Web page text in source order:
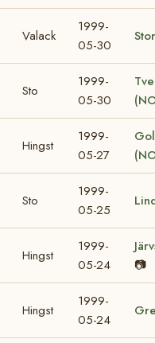
Valack
1999-
05-30
Sto
1999-
05-30
Hingst
1999-
05-27
Sto
1999-
05-25
Hingst
1999-
05-24
📷
Hingst
1999-
05-24